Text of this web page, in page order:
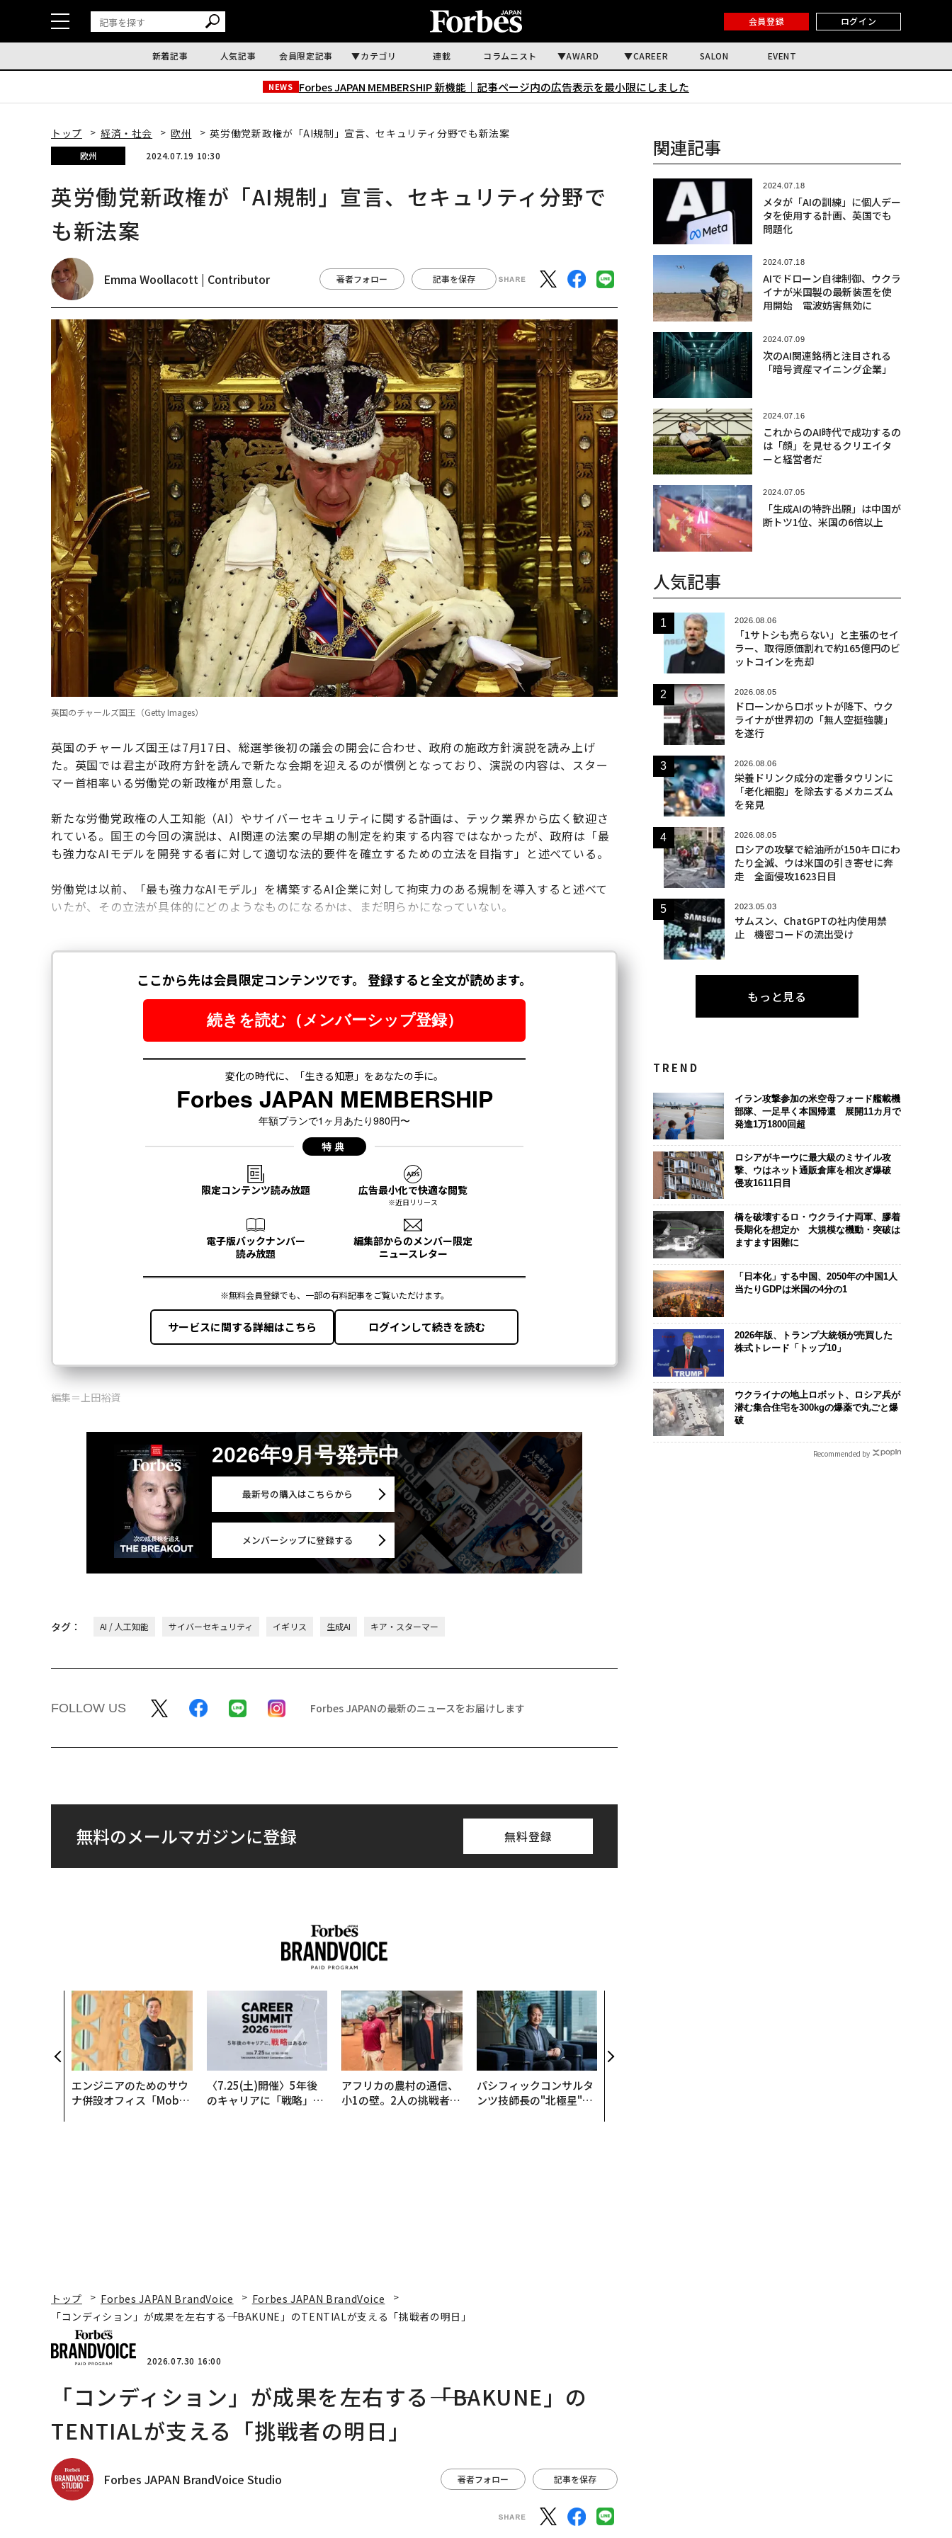
会員登録 ログイン
新着記事 人気記事 会員限定記事 カテゴリ 連載 コラムニスト AWARD CAREER SALON EVENT
NEWS Forbes JAPAN MEMBERSHIP 新機能｜ 記事ページ内の広告表示を最小限にしました
トップ 経済・社会 欧州 英労働党新政権が「AI規制」宣言、セキュリティ分野でも新法案
欧州 2024.07.19 10:30
英労働党新政権が「AI規制」宣言、セキュリティ分野で
も新法案
Emma Woollacott | Contributor 著者フォロー 記事を保存
英国のチャールズ国王（Getty Images）
英国のチャールズ国王は7月17日、総選挙後初の議会の開会に合わせ、政府の施政方針演説を読み上げ
た。英国では君主が政府方針を読んで新たな会期を迎えるのが慣例となっており、演説の内容は、スター
マー首相率いる労働党の新政権が用意した。
新たな労働党政権の人工知能（AI）やサイバーセキュリティに関する計画は、テック業界から広く歓迎さ
れている。国王の今回の演説は、AI関連の法案の早期の制定を約束する内容ではなかったが、政府は「最
も強力なAIモデルを開発する者に対して適切な法的要件を確立するための立法を目指す」と述べている。
労働党は以前、「最も強力なAIモデル」を構築するAI企業に対して拘束力のある規制を導入すると述べて
いたが、その立法が具体的にどのようなものになるかは、まだ明らかになっていない。
編集＝上田裕資
2026年9月号発売中
最新号の購入はこちらから
メンバーシップに登録する
タグ： AI / 人工知能 サイバーセキュリティ イギリス 生成AI キア・スターマー
FOLLOW US Forbes JAPANの最新のニュースをお届けします
無料のメールマガジンに登録 無料登録
エンジニアのためのサウ
ナ併設オフィス「Mobiu
〈7.25(土)開催〉5年後
のキャリアに「戦略」は
アフリカの農村の通信、
小1の壁。2人の挑戦者が
パシフィックコンサルタ
ンツ技師長の"北極星"。
関連記事
2024.07.18
メタが「AIの訓練」に個人デー
タを使用する計画、英国でも
問題化
2024.07.18
AIでドローン自律制御、ウクラ
イナが米国製の最新装置を使
用開始 電波妨害無効に
2024.07.09
次のAI関連銘柄と注目される
「暗号資産マイニング企業」
2024.07.16
これからのAI時代で成功するの
は「顔」を見せるクリエイタ
ーと経営者だ
2024.07.05
「生成AIの特許出願」は中国が
断トツ1位、米国の6倍以上
人気記事
2026.08.06
「1サトシも売らない」と主張のセイ
ラー、取得原価割れで約165億円のビ
ットコインを売却
2026.08.05
ドローンからロボットが降下、ウク
ライナが世界初の「無人空挺強襲」
を遂行
2026.08.06
栄養ドリンク成分の定番タウリンに
「老化細胞」を除去するメカニズム
を発見
2026.08.05
ロシアの攻撃で給油所が150キロにわ
たり全滅、ウは米国の引き寄せに奔
走 全面侵攻1623日目
2023.05.03
サムスン、ChatGPTの社内使用禁
止 機密コードの流出受け
もっと見る
TREND
イラン攻撃参加の米空母フォード艦載機
部隊、一足早く本国帰還 展開11カ月で
発進1万1800回超
ロシアがキーウに最大級のミサイル攻
撃、ウはネット通販倉庫を相次ぎ爆破
侵攻1611日目
橋を破壊するロ・ウクライナ両軍、膠着
長期化を想定か 大規模な機動・突破は
ますます困難に
「日本化」する中国、2050年の中国1人
当たりGDPは米国の4分の1
2026年版、トランプ大統領が売買した
株式トレード「トップ10」
ウクライナの地上ロボット、ロシア兵が
潜む集合住宅を300kgの爆薬で丸ごと爆
破
Recommended by
トップ Forbes JAPAN BrandVoice
Forbes JAPAN BrandVoice
「コンディション」が成果を左右する――「BAKUNE」のTENTIALが支える「挑戦者の明日」
2026.07.30 16:00
「コンディション」が成果を左右する――「BAKUNE」の
TENTIALが支える「挑戦者の明日」
Forbes JAPAN BrandVoice Studio 著者フォロー 記事を保存